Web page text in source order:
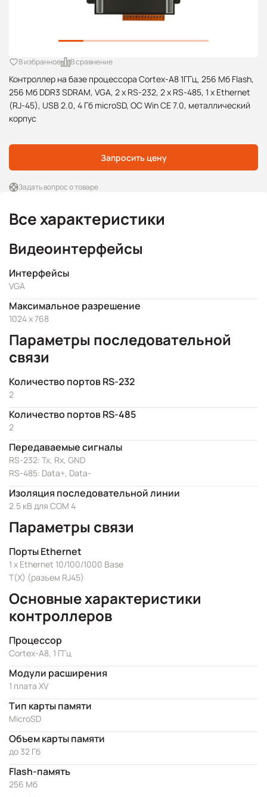
Контроллер на базе процессора Cortex-A8 1ГГц, 256 Mб Flash,
256 Mб DDR3 SDRAM, VGA, 2 x RS-232, 2 x RS-485, 1 x Ethernet
(RJ-45), USB 2.0, 4 Гб microSD, ОС Win CE 7.0, металлический
корпус
В избранное В сравнение
Запросить цену
Задать вопрос о товаре
Все характеристики
Видеоинтерфейсы
Интерфейсы
VGA
Максимальное разрешение
1024 x 768
Параметры последовательной
связи
Количество портов RS-232
2
Количество портов RS-485
2
Передаваемые сигналы
RS-232: Tx, Rx, GND
RS-485: Data+, Data-
Изоляция последовательной линии
2.5 кВ для COM 4
Параметры связи
Порты Ethernet
1 x Ethernet 10/100/1000 Base
T(X) (разъем RJ45)
Основные характеристики
контроллеров
Процессор
Cortex-A8, 1 ГГц
Модули расширения
1 плата XV
Тип карты памяти
MicroSD
Объем карты памяти
до 32 Гб
Flash-память
256 Мб